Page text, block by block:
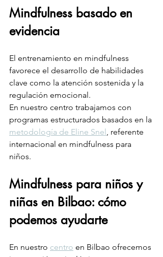
Mindfulness basado en
evidencia
El entrenamiento en mindfulness
favorece el desarrollo de habilidades
clave como la atención sostenida y la
regulación emocional.
En nuestro centro trabajamos con
programas estructurados basados en la
metodología de Eline Snel, referente
internacional en mindfulness para
niños.
Mindfulness para niños y
niñas en Bilbao: cómo
podemos ayudarte
En nuestro centro en Bilbao ofrecemos